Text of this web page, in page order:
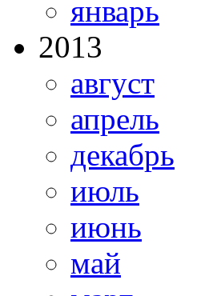
январь
2013
август
апрель
декабрь
июль
июнь
май